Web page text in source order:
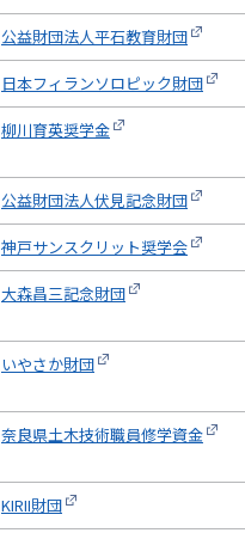
公益財団法人平石教育財団
日本フィランソロピック財団
柳川育英奨学金
公益財団法人伏見記念財団
神戸サンスクリット奨学会
大森昌三記念財団
いやさか財団
奈良県土木技術職員修学資金
KIRII財団